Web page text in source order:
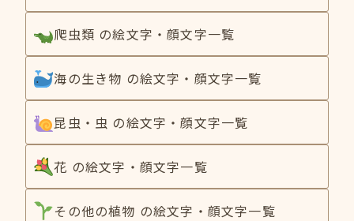
爬虫類 の絵文字・顔文字一覧
海の生き物 の絵文字・顔文字一覧
昆虫・虫 の絵文字・顔文字一覧
花 の絵文字・顔文字一覧
その他の植物 の絵文字・顔文字一覧